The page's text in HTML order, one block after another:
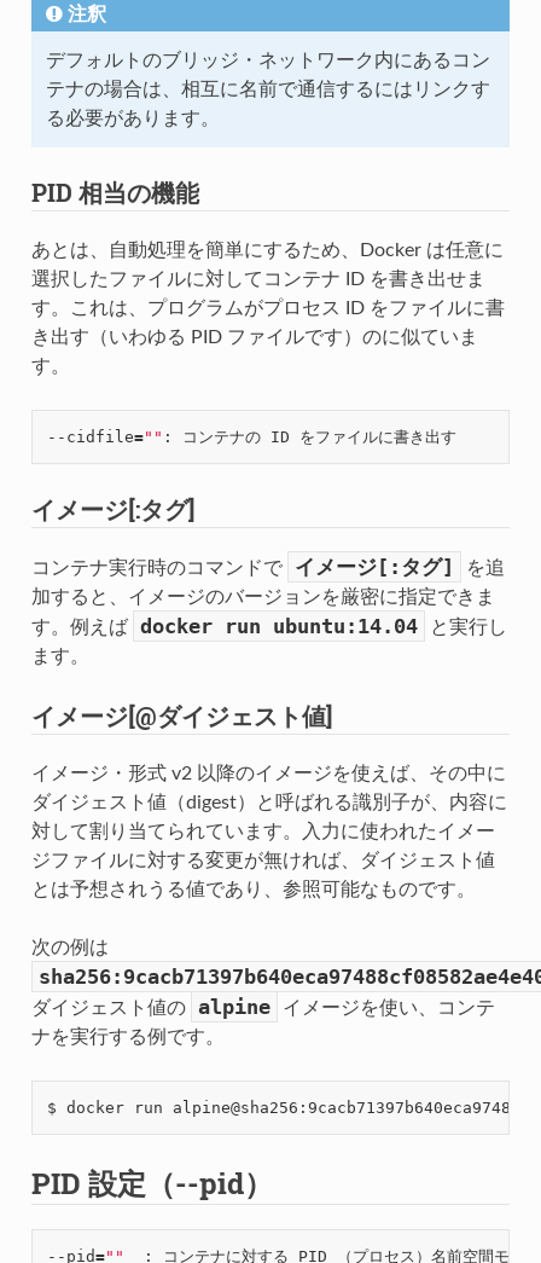
注釈
デフォルトのブリッジ・ネットワーク内にあるコン
テナの場合は、相互に名前で通信するにはリンクす
る必要があります。
PID 相当の機能
あとは、自動処理を簡単にするため、Docker は任意に
選択したファイルに対してコンテナ ID を書き出せま
す。これは、プログラムがプロセス ID をファイルに書
き出す（いわゆる PID ファイルです）のに似ていま
す。
--cidfile=""
イメージ[:タグ]
コンテナ実行時のコマンドで イメージ[:タグ]
を追
加すると、イメージのバージョンを厳密に指定できま
す。例えば
docker run ubuntu:14.04
と実行し
ます。
イメージ[@ダイジェスト値]
イメージ・形式 v2 以降のイメージを使えば、その中に
ダイジェスト値（digest）と呼ばれる識別子が、内容に
対して割り当てられています。入力に使われたイメー
ジファイルに対する変更が無ければ、ダイジェスト値
とは予想されうる値であり、参照可能なものです。
次の例は
ダイジェスト値の alpine
イメージを使い、コンテ
ナを実行する例です。
PID 設定（--pid）
--pid=""
: コンテナに対する PID （プロセス）名前空間モー